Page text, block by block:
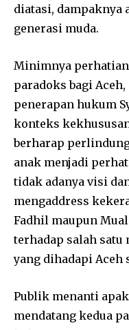
diatasi, dampaknya
generasi muda.
Minimnya
paradoks bagi
penerapan hukum
konteks
berharap
anak menjadi
tidak adanya visi
mengaddress
Fadhil maupun
terhadap salah satu
yang dihadapi Aceh
Publik menanti
mendatang kedua